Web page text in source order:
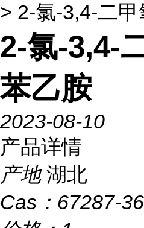
> 2-氯-3,4-二
2-氯-3,4-
苯乙胺
2023-08-10
产品详情
产地 湖北
Cas： 67287-